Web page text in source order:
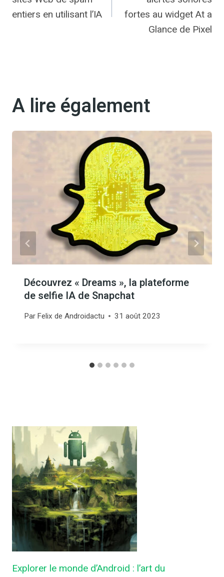
l’article
entiers en utilisant l’IA
fortes au widget At a
Glance de Pixel
A lire également
Découvrez « Dreams », la plateforme
de selfie IA de Snapchat
Par Felix de Androidactu 31 août 2023
Explorer le monde d’Android : l’art du